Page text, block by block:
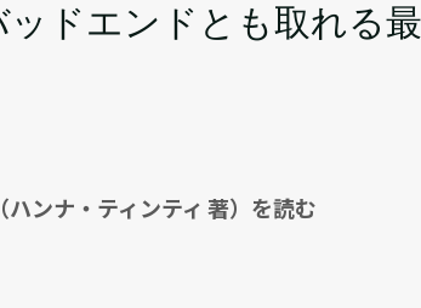
ドエンドとも取れる
ンナ・ティンティ 著）を読む